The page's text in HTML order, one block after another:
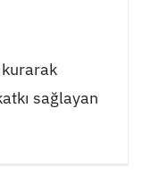
sağlayan